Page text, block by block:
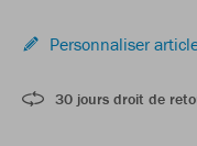
Personnaliser
30 jours droit de